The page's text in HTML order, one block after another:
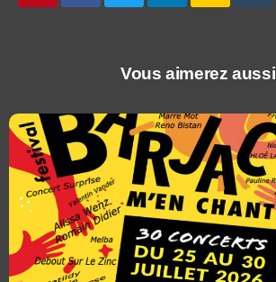
Vous aimerez aussi